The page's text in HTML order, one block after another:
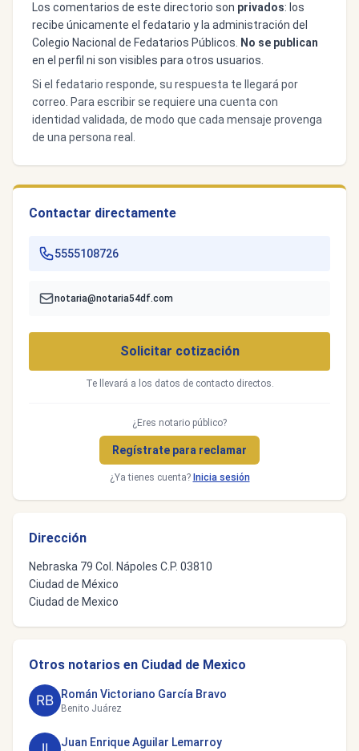
Los comentarios de este directorio son privados: los
recibe únicamente el fedatario y la administración del
Colegio Nacional de Fedatarios Públicos.
No se publican
en el perfil ni son visibles para otros usuarios.
Si el fedatario responde, su respuesta te llegará por
correo. Para escribir se requiere una cuenta con
identidad validada, de modo que cada mensaje provenga
de una persona real.
Contactar directamente
5555108726
notaria@notaria54df.com
Solicitar cotización
Te llevará a los datos de contacto directos.
¿Eres notario público?
Regístrate para reclamar
¿Ya tienes cuenta? Inicia sesión
Dirección
Nebraska 79 Col. Nápoles C.P. 03810
Ciudad de México
Ciudad de Mexico
Otros notarios en Ciudad de Mexico
Román Victoriano García Bravo
Benito Juárez
Juan Enrique Aguilar Lemarroy